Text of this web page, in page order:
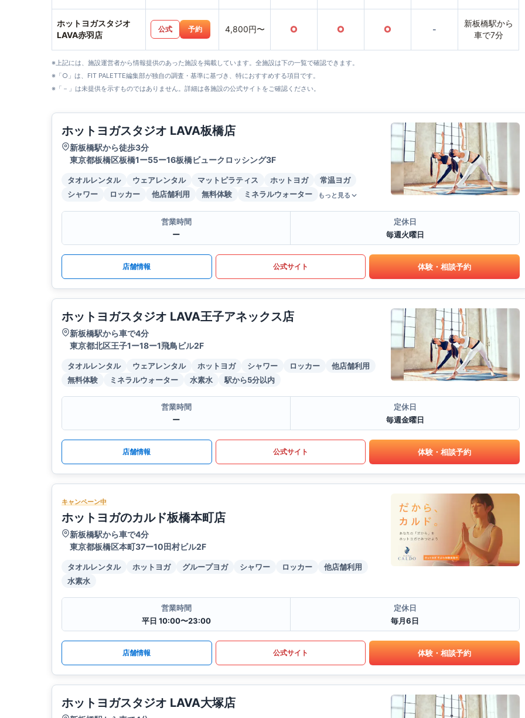
ホットヨガスタジオ
LAVA赤羽店
公式 予約 4,800円〜 ○ ○ ○ -
新板橋駅から
車で7分
※上記には、施設運営者から情報提供のあった施設を掲載しています。全施設は下の一覧で確認できます。
※「○」は、FIT PALETTE編集部が独自の調査・基準に基づき、特におすすめする項目です。
※「－」は未提供を示すものではありません。詳細は各施設の公式サイトをご確認ください。
ホットヨガスタジオ LAVA板橋店
新板橋駅から徒歩3分
東京都板橋区板橋1ー55ー16板橋ビュークロッシング3F
タオルレンタル ウェアレンタル マットピラティス ホットヨガ
常温ヨガ
シャワー
ロッカー 他店舗利用 無料体験 ミネラルウォーター もっと見る
営業時間
ー
定休日
毎週火曜日
店舗情報 公式サイト 体験・相談予約
ホットヨガスタジオ LAVA王子アネックス店
新板橋駅から車で4分
東京都北区王子1ー18ー1飛鳥ビル2F
タオルレンタル ウェアレンタル ホットヨガ シャワー ロッカー
他店舗利用
無料体験
ミネラルウォーター 水素水 駅から5分以内
営業時間
ー
定休日
毎週金曜日
店舗情報 公式サイト 体験・相談予約
キャンペーン中
ホットヨガのカルド板橋本町店
新板橋駅から車で4分
東京都板橋区本町37ー10田村ビル2F
タオルレンタル ホットヨガ グループヨガ シャワー ロッカー
他店舗利用
水素水
営業時間
平日 10:00〜23:00
定休日
毎月6日
店舗情報 公式サイト 体験・相談予約
ホットヨガスタジオ LAVA大塚店